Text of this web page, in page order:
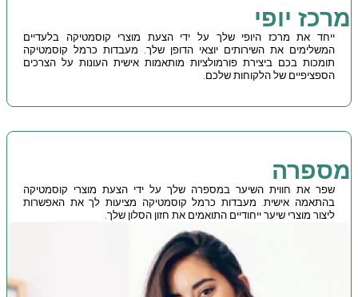
מרכז יופי
ייחד את מרכז היופי שלך על ידי הצעת מוצרי קוסמטיקה בלעדיים
המשלימים את השירותים יוצאי הדופן שלך. מעבדות כרמל קוסמטיקה
תומכות בכם ביצירת פורמולציות מותאמות אישית העונות על הצרכים
הספציפיים של הלקוחות שלכם.
מספרה
שפר את חווית השיער במספרה שלך על ידי הצעת מוצרי קוסמטיקה
בהתאמה אישית. מעבדות כרמל קוסמטיקה מציעות לך את האפשרות
ליצור מוצרי שיער ייחודיים התואמים את חזון הסלון שלך.